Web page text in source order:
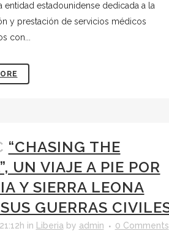
entidad estadounidense dedicada a la
y prestación de servicios médicos
con...
“CHASING THE
UN VIAJE A PIE POR
Y SIERRA LEONA
GUERRAS
in Liberia by admin 0 Comments